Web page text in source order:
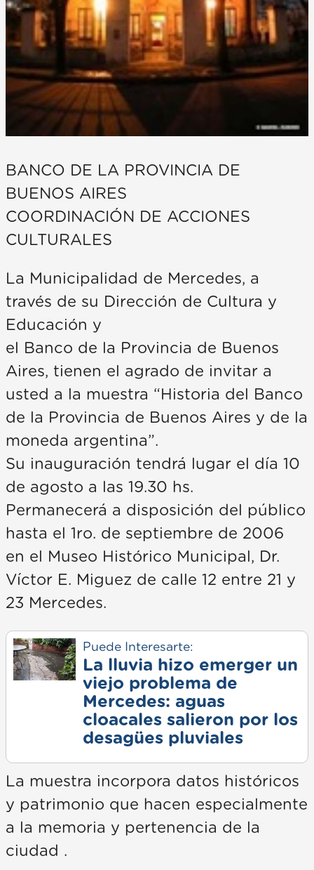
BANCO DE LA PROVINCIA DE
BUENOS AIRES
COORDINACIÓN DE ACCIONES
CULTURALES
La Municipalidad de Mercedes, a
través de su Dirección de Cultura y
Educación y
el Banco de la Provincia de Buenos
Aires, tienen el agrado de invitar a
usted a la muestra “Historia del Banco
de la Provincia de Buenos Aires y de la
moneda argentina”.
Su inauguración tendrá lugar el día 10
de agosto a las 19.30 hs.
Permanecerá a disposición del público
hasta el 1ro. de septiembre de 2006
en el Museo Histórico Municipal, Dr.
Víctor E. Miguez de calle 12 entre 21 y
23 Mercedes.
Puede Interesarte:
La lluvia hizo emerger un
viejo problema de
Mercedes: aguas
cloacales salieron por los
desagües pluviales
La muestra incorpora datos históricos
y patrimonio que hacen especialmente
a la memoria y pertenencia de la
ciudad .